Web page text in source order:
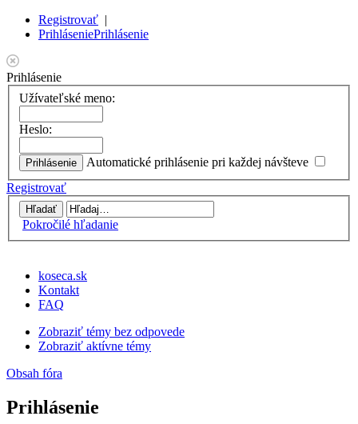
Registrovať |
PrihláseniePrihlásenie
Prihlásenie
Užívateľské meno:
Heslo:
Automatické prihlásenie pri každej návšteve
Registrovať
Pokročilé hľadanie
koseca.sk
Kontakt
FAQ
Zobraziť témy bez odpovede
Zobraziť aktívne témy
Obsah fóra
Prihlásenie